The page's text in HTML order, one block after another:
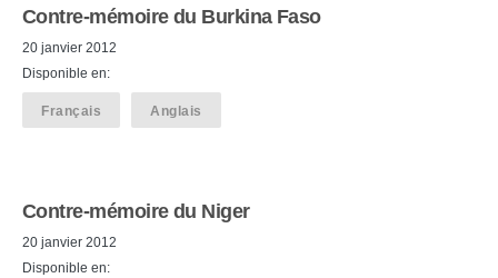
Contre-mémoire du Burkina Faso
20 janvier 2012
Disponible en:
Français Anglais
Contre-mémoire du Niger
20 janvier 2012
Disponible en: